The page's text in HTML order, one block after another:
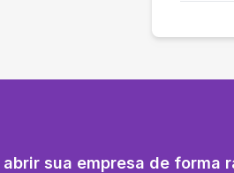
sua empresa de forma